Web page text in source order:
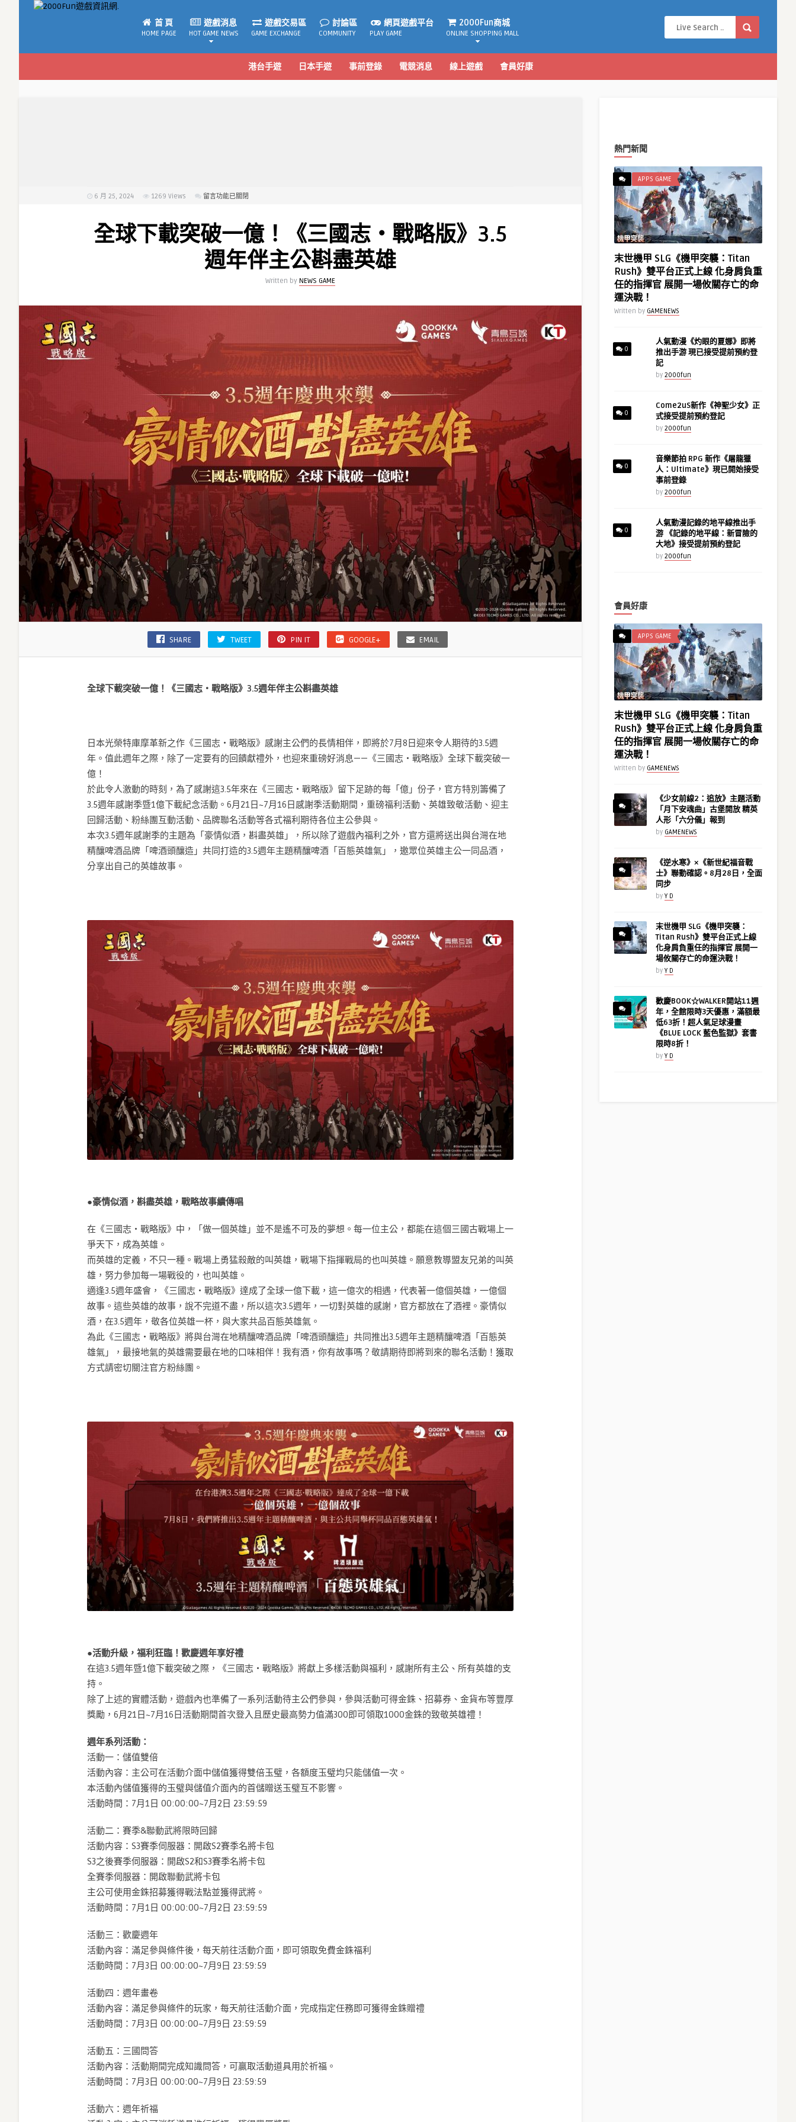
首 頁
HOME PAGE
遊戲消息
HOT GAME NEWS
遊戲交易區
GAME EXCHANGE
討論區
COMMUNITY
網頁遊戲平台
PLAY GAME
2000Fun商城
ONLINE SHOPPING MALL
港台手遊 日本手遊 事前登錄 電競消息 線上遊戲 會員好康
6 月 25, 2024 1269 Views
在
球
下
載
突
志・
戰
3.5
年
伴
主
公
斟
盡
雄〉
留言功能已關閉
全球下載突破一億！《三國志・戰略版》3.5
週年伴主公斟盡英雄
Written by NEWS GAME
SHARE TWEET PIN IT GOOGLE+ EMAIL
全球下載突破一億！《三國志・戰略版》3.5週年伴主公斟盡英雄
日本光榮特庫摩革新之作《三國志・戰略版》感謝主公們的長情相伴，即將於7月8日迎來令人期待的3.5週
年。值此週年之際，除了一定要有的回饋獻禮外，也迎來重磅好消息——《三國志・戰略版》全球下載突破一
億！
於此令人激動的時刻，為了感謝這3.5年來在《三國志・戰略版》留下足跡的每「億」份子，官方特別籌備了
3.5週年感謝季暨1億下載紀念活動。6月21日~7月16日感謝季活動期間，重磅福利活動、英雄致敬活動、迎主
回歸活動、粉絲團互動活動、品牌聯名活動等各式福利期待各位主公參與。
本次3.5週年感謝季的主題為「豪情似酒，斟盡英雄」，所以除了遊戲內福利之外，官方還將送出與台灣在地
精釀啤酒品牌「啤酒頭釀造」共同打造的3.5週年主題精釀啤酒「百態英雄氣」，邀眾位英雄主公一同品酒，
分享出自己的英雄故事。
●豪情似酒，斟盡英雄，戰略故事續傳唱
在《三國志・戰略版》中，「做一個英雄」並不是遙不可及的夢想。每一位主公，都能在這個三國古戰場上一
爭天下，成為英雄。
而英雄的定義，不只一種。戰場上勇猛殺敵的叫英雄，戰場下指揮戰局的也叫英雄。願意教導盟友兄弟的叫英
雄，努力參加每一場戰役的，也叫英雄。
適逢3.5週年盛會，《三國志・戰略版》達成了全球一億下載，這一億次的相遇，代表著一億個英雄，一億個
故事。這些英雄的故事，說不完道不盡，所以這次3.5週年，一切對英雄的感謝，官方都放在了酒裡。豪情似
酒，在3.5週年，敬各位英雄一杯，與大家共品百態英雄氣。
為此《三國志・戰略版》將與台灣在地精釀啤酒品牌「啤酒頭釀造」共同推出3.5週年主題精釀啤酒「百態英
雄氣」，最接地氣的英雄需要最在地的口味相伴！我有酒，你有故事嗎？敬請期待即將到來的聯名活動！獲取
方式請密切關注官方粉絲團。
●活動升級，福利狂臨！歡慶週年享好禮
在這3.5週年暨1億下載突破之際，《三國志・戰略版》將獻上多樣活動與福利，感謝所有主公、所有英雄的支
持。
除了上述的實體活動，遊戲內也準備了一系列活動待主公們參與，參與活動可得金銖、招募券、金貨布等豐厚
獎勵，6月21日~7月16日活動期間首次登入且歷史最高勢力值滿300即可領取1000金銖的致敬英雄禮！
週年系列活動：
活動一：儲值雙倍
活動內容：主公可在活動介面中儲值獲得雙倍玉璧，各額度玉璧均只能儲值一次。
本活動內儲值獲得的玉璧與儲值介面內的首儲贈送玉璧互不影響。
活動時間：7月1日 00:00:00~7月2日 23:59:59
活動二：賽季&聯動武將限時回歸
活動内容：S3賽季伺服器：開啟S2賽季名將卡包
S3之後賽季伺服器：開啟S2和S3賽季名將卡包
全賽季伺服器：開啟聯動武將卡包
主公可使用金銖招募獲得戰法點並獲得武將。
活動時間：7月1日 00:00:00~7月2日 23:59:59
活動三：歡慶週年
活動內容：滿足參與條件後，每天前往活動介面，即可領取免費金銖福利
活動時間：7月3日 00:00:00~7月9日 23:59:59
活動四：週年畫卷
活動內容：滿足參與條件的玩家，每天前往活動介面，完成指定任務即可獲得金銖贈禮
活動時間：7月3日 00:00:00~7月9日 23:59:59
活動五：三國問答
活動內容：活動期間完成知識問答，可贏取活動道具用於祈福。
活動時間：7月3日 00:00:00~7月9日 23:59:59
活動六：週年祈福
熱門新聞
APPS GAME
末世機甲 SLG《機甲突襲：Titan
Rush》雙平台正式上線 化身肩負重
任的指揮官 展開一場攸關存亡的命
運決戰！
Written by GAMENEWS
0
人氣動漫《灼眼的夏娜》即將
推出手游 現已接受提前預約登
記
by 2000fun
0
Come2uS新作《神聖少女》正
式接受提前預約登記
by 2000fun
0
音樂節拍 RPG 新作《屠龍獵
人：Ultimate》現已開始接受
事前登錄
by 2000fun
0
人氣動漫記錄的地平線推出手
游 《記錄的地平線：新冒險的
大地》接受提前預約登記
by 2000fun
會員好康
APPS GAME
末世機甲 SLG《機甲突襲：Titan
Rush》雙平台正式上線 化身肩負重
任的指揮官 展開一場攸關存亡的命
運決戰！
Written by GAMENEWS
《少女前線2：追放》主題活動
「月下安魂曲」古堡開放 精英
人形「六分儀」報到
by GAMENEWS
《逆水寒》×《新世紀福音戰
士》聯動確認。8月28日，全面
同步
by Y D
末世機甲 SLG《機甲突襲：
Titan Rush》雙平台正式上線
化身肩負重任的指揮官 展開一
場攸關存亡的命運決戰！
by Y D
歡慶BOOK☆WALKER開站11週
年，全館限時3天優惠，滿額最
低63折！超人氣足球漫畫
《BLUE LOCK 藍色監獄》套書
限時8折！
by Y D